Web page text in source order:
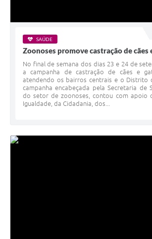
SAÚDE
Zoonoses promove castração de cães
No final de semana dos dias 23 e 24 de
a campanha de castração de cães e
atendendo os bairros centrais e o Distrito
campanha encabeçada pela Secretaria de
do setor de zoonoses, contou com apoio
Igualdade, da Cidadania, dos...